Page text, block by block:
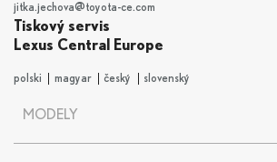
jitka.jechova@toyota-ce.com
Tiskový servis
Lexus Central Europe
polski magyar český slovenský
MODELY